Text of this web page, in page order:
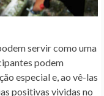
servir como uma
podem
especial e, ao vê-las
positivas vividas no